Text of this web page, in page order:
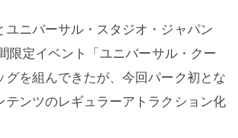
ユニバーサル・スタジオ・ジャパン
限定イベント「ユニバーサル・クー
グを組んできたが、今回パーク初とな
テンツのレギュラーアトラクション化